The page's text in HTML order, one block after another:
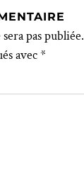
pas publiée.
avec*